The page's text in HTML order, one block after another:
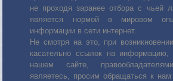
не проходя заранее отбора с чьей
является нормой в мировом
информации в сети интернет.
Не смотря на это, при
касательно ссылок на
нашем сайте,
являетесь, просим обращаться к